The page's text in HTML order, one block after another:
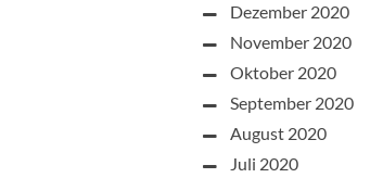
Dezember 2020
November 2020
Oktober 2020
September 2020
August 2020
Juli 2020